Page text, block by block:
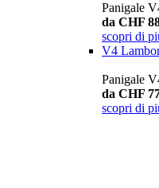
Panigale
da CHF
scopri di
V4
Panigale
da CHF
scopri di